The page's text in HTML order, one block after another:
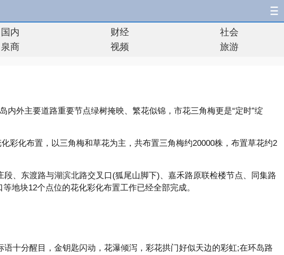
国内 财经
社会
泉商 视频 旅游
内外主要道路重要节点绿树掩映、繁花似锦，市花三角梅更是“定时”绽
彩化布置，以三角梅和草花为主，共布置三角梅约20000株，布置草花约2
、东渡路与湖滨北路交叉口(狐尾山脚下)、嘉禾路原联检楼节点、同集路
地块12个点位的花化彩化布置工作已经全部完成。
十分醒目，金钥匙闪动，花瀑倾泻，彩花拱门好似天边的彩虹;在环岛路